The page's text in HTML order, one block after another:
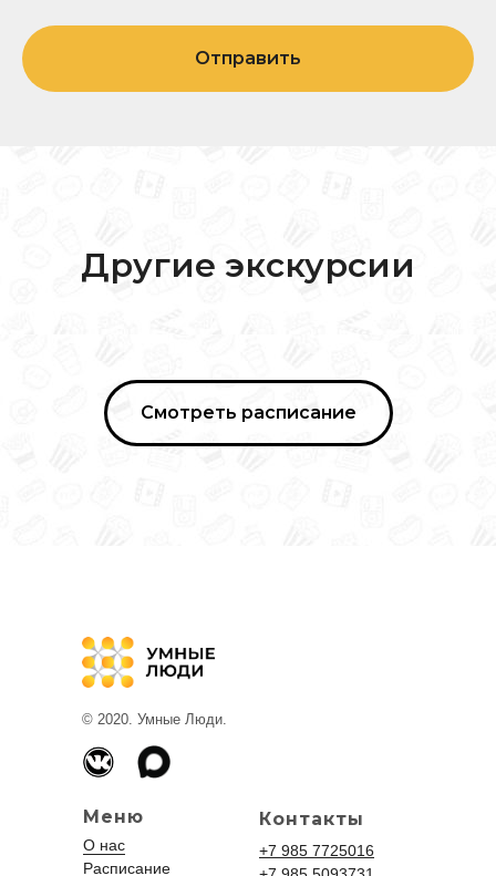
Отправить
Другие экскурсии
Смотреть расписание
© 2020. Умные Люди.
Меню
О нас
Расписание
Контакты
+7 985 7725016